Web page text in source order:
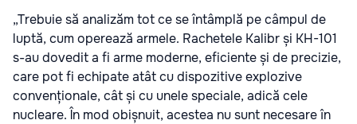
„Trebuie să analizăm tot ce se întâmplă pe câmpul de
luptă, cum operează armele. Rachetele Kalibr și KH-101
s-au dovedit a fi arme moderne, eficiente și de precizie,
care pot fi echipate atât cu dispozitive explozive
convenționale, cât și cu unele speciale, adică cele
nucleare. În mod obișnuit, acestea nu sunt necesare în